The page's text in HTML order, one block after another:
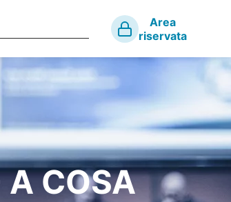
Area
riservata
A COSA